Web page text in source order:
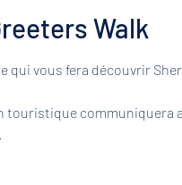
Walk
qui vous fera découvrir
touristique communiquera